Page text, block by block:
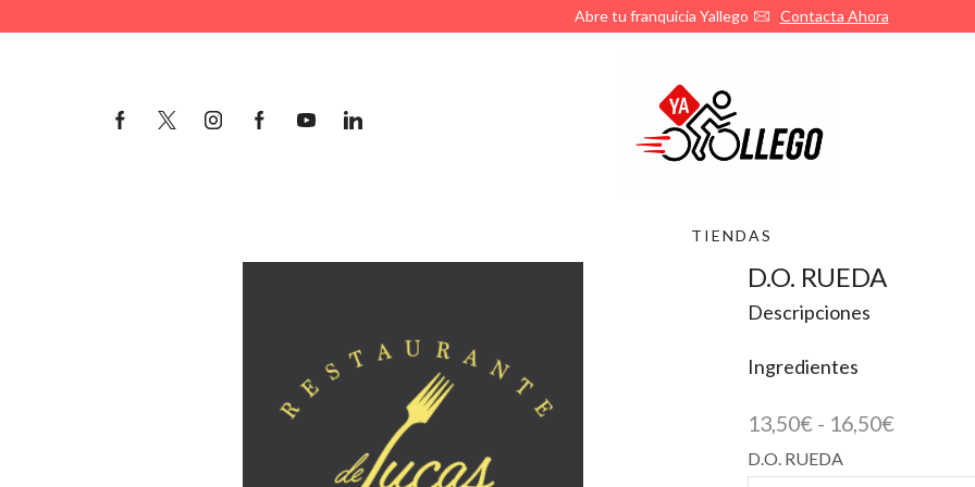
¿Quieres abrir tu franquicia de Yallego? Llámanos
TIENDAS
D.O. RUEDA
Descripciones
Ingredientes
13,50€ - 16,50€
precios:
D.O. RUEDA